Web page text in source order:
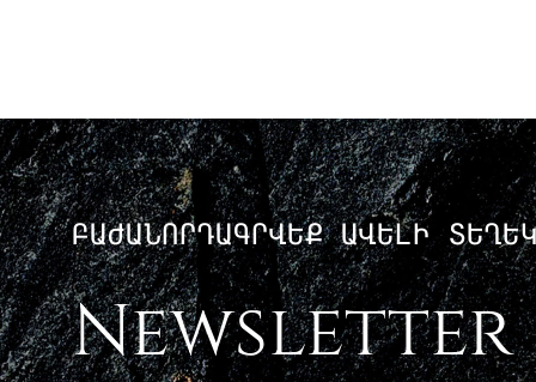
ԲԱԺԱՆՈՐԴԱԳՐՎԵՔ ԱՎԵԼԻ
Newsletter